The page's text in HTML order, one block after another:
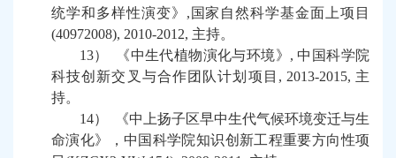
统学和多样性演变》 , 国家自然科学基金面上项目
(40972008), 2010-2012, 主持。
13）
《中生代植物演化与环境》 , 中国科学院
科技创新交叉与合作团队计划项目 , 2013-2015, 主
持。
14）
《中上扬子区早中生代气候环境变迁与生
命演化》，中国科学院知识创新工程重要方向性项